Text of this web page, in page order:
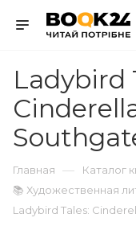
Ladybird
Главная — Каталог
📚 Художественная
Ladybird Tales: